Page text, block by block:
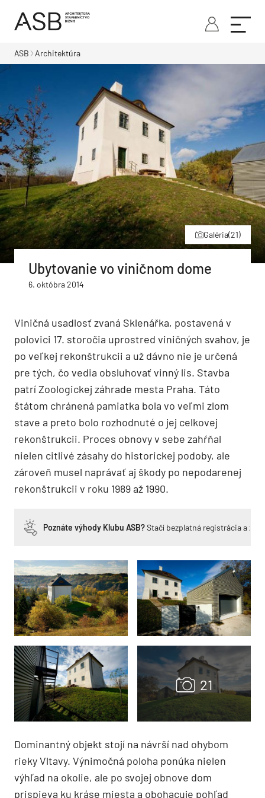
ASB Architektúra
Galéria(21)
Ubytovanie vo viničnom dome
6. októbra 2014
Viničná usadlosť zvaná Sklenářka, postavená v
polovici 17. storočia uprostred viničných svahov, je
po veľkej rekonštrukcii a už dávno nie je určená
pre tých, čo vedia obsluhovať vinný lis. Stavba
patrí Zoologickej záhrade mesta Praha. Táto
štátom chránená pamiatka bola vo veľmi zlom
stave a preto bolo rozhodnuté o jej celkovej
rekonštrukcii. Proces obnovy v sebe zahŕňal
nielen citlivé zásahy do historickej podoby, ale
zároveň musel naprávať aj škody po nepodarenej
rekonštrukcii v roku 1989 až 1990.
Poznáte výhody Klubu ASB?Stačí bezplatná registrácia a
Dominantný objekt stojí na návrší nad ohybom
rieky Vltavy. Výnimočná poloha ponúka nielen
výhľad na okolie, ale po svojej obnove dom
prispieva ku kráse miesta a obohacuje pohľad